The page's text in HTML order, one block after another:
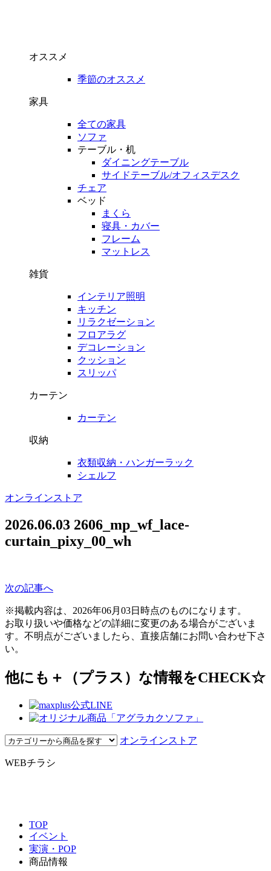
オススメ
季節のオススメ
家具
全ての家具
ソファ
テーブル・机
ダイニングテーブル
サイドテーブル/オフィスデスク
チェア
ベッド
まくら
寝具・カバー
フレーム
マットレス
雑貨
インテリア照明
キッチン
リラクゼーション
フロアラグ
デコレーション
クッション
スリッパ
カーテン
カーテン
収納
衣類収納・ハンガーラック
シェルフ
オンラインストア
2026.06.03 2606_mp_wf_lace-
curtain_pixy_00_wh
次の記事へ
※掲載内容は、2026年06月03日時点のものになります。
お取り扱いや価格などの詳細に変更のある場合がございま
す。不明点がございましたら、直接店舗にお問い合わせ下さ
い。
他にも＋（プラス）な情報をCHECK☆
オンラインストア
WEBチラシ
TOP
イベント
実演・POP
商品情報